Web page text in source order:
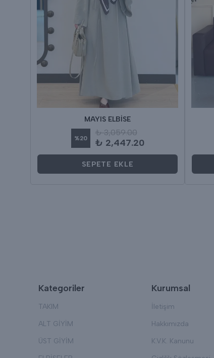
MAYIS ELBİSE
%20
₺ 3,059.00
₺ 2,447.20
SEPETE EKLE
Kategoriler
TAKIM
ALT GİYİM
ÜST GİYİM
Kurumsal
İletişim
Hakkımızda
K.V.K. Kanunu